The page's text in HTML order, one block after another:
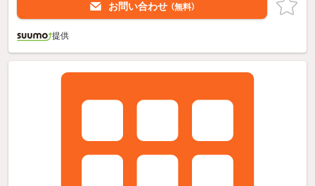
お問い合わせ （無料）
提供